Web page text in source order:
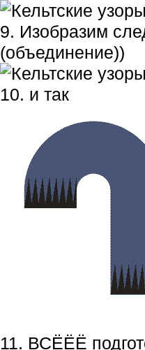
9. Изобразим
(объединение))
10. и так
11. ВСЁЁЁ